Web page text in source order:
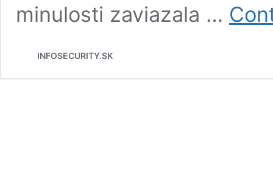
minulosti zaviazala …
INFOSECURITY.SK